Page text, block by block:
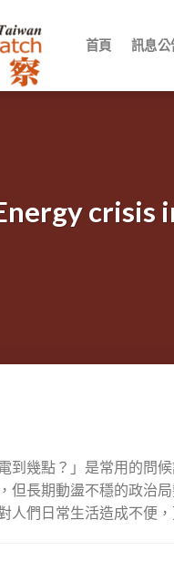
首頁 訊息公
crisis
到幾點？」是常用的問
但長期動盪不穩的政治
人們日常生活造成不便